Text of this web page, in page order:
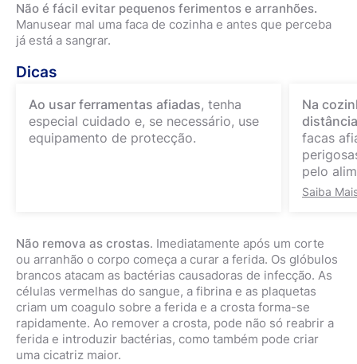
Não é fácil evitar pequenos ferimentos e arranhões.
Manusear mal uma faca de cozinha e antes que perceba
já está a sangrar.
Dicas
Ao usar ferramentas afiadas, tenha
especial cuidado e, se necessário, use
equipamento de protecção.
Na
facas
pelo
Saiba
Não remova as crostas. Imediatamente após um corte
ou arranhão o corpo começa a curar a ferida. Os glóbulos
brancos atacam as bactérias causadoras de infecção. As
células vermelhas do sangue, a fibrina e as plaquetas
criam um coagulo sobre a ferida e a crosta forma-se
rapidamente. Ao remover a crosta, pode não só reabrir a
ferida e introduzir bactérias, como também pode criar
uma cicatriz maior.